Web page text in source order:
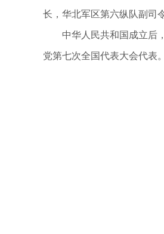
长，华北军区第六纵队副司
中华人民共和国成立后
党第七次全国代表大会代表